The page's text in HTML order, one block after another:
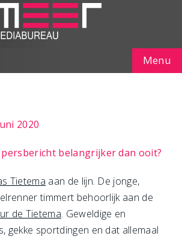
Menu
2020
belangrijker dan ooit?
Tietema aan de lijn. De jonge,
timmert behoorlijk aan de
de Tietema. Geweldige en
gekke sportdingen en dat allemaal